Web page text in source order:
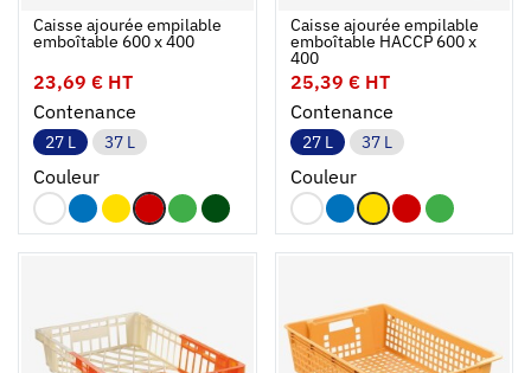
Ouvrir
Ajouter au panier
Fermer
Caisse ajourée empilable
emboîtable 600 x 400
23,69 € HT
Contenance
27 L 37 L
Couleur
Ouvrir
Caisse ajourée empilable
emboîtable HACCP 600 x
400
25,39 € HT
Contenance
27 L 37 L
Couleur